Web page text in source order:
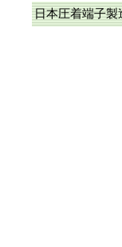
日本圧着端子製